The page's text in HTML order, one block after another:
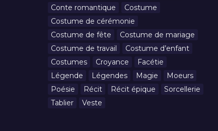
Conte romantique
Costume
Costume de cérémonie
Costume de fête
Costume de mariage
Costume de travail
Costume d’enfant
Costumes
Croyance
Facétie
Légende
Légendes Magie
Moeurs
Poésie
Récit Récit épique
Sorcellerie
Tablier
Veste